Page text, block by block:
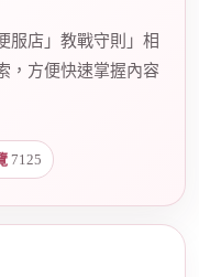
服店」教戰守則」相
，方便快速掌握內容
7125